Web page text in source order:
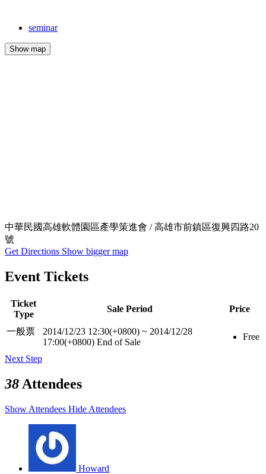
seminar
Show map
中華民國高雄軟體園區產學策進會 / 高雄市前鎮區復興四路20
號
Get Directions Show bigger map
Event Tickets
Ticket
Type
Sale Period Price
一般票 2014/12/23 12:30(+0800) ~ 2014/12/28
17:00(+0800) End of Sale
Free
Next Step
38 Attendees
Show Attendees Hide Attendees
Howard